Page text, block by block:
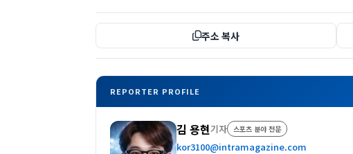
주소 복사
REPORTER PROFILE
김 용현기자 스포츠 분야 전문
kor3100@intramagazine.com